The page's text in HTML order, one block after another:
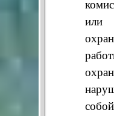
или